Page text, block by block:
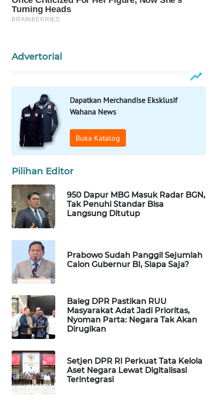
Advertorial
Dapatkan Merchandise Eksklusif
Wahana News
Buka Katalog
Pilihan Editor
950 Dapur MBG Masuk Radar BGN,
Tak Penuhi Standar Bisa
Langsung Ditutup
Prabowo Sudah Panggil Sejumlah
Calon Gubernur BI, Siapa Saja?
Baleg DPR Pastikan RUU
Masyarakat Adat Jadi Prioritas,
Nyoman Parta: Negara Tak Akan
Dirugikan
Setjen DPR RI Perkuat Tata Kelola
Aset Negara Lewat Digitalisasi
Terintegrasi
WAHANA
WAHANA
PERSONA
WAHANA
OTOMOTIF
HEALTH
WAHANA
DESA
WISATA
LAPAK
WAHANA
Wahana
KONSUMEN
LISTRIK
MASYARAKAT
KELISTRIKAN
WALINKI
ID